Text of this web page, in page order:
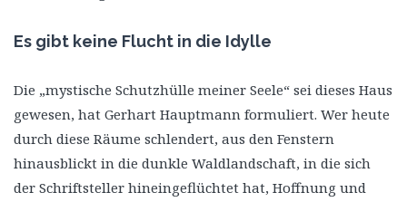
Es gibt keine Flucht in die Idylle
Die „mystische Schutzhülle meiner Seele“ sei dieses Haus
gewesen, hat Gerhart Hauptmann formuliert. Wer heute
durch diese Räume schlendert, aus den Fenstern
hinausblickt in die dunkle Waldlandschaft, in die sich
der Schriftsteller hineingeflüchtet hat, Hoffnung und